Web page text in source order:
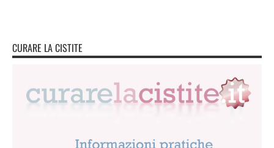
CURARE LA CISTITE